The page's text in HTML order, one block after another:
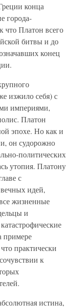
конца
города-
что Платон всего
битвы и до
конец
изжило себя) с
империями,
Платон
эпохе. Но как и
он судорожно
политических
утопия. Платону
с
идей,
жизненные
и
примере
практически
к
истина,